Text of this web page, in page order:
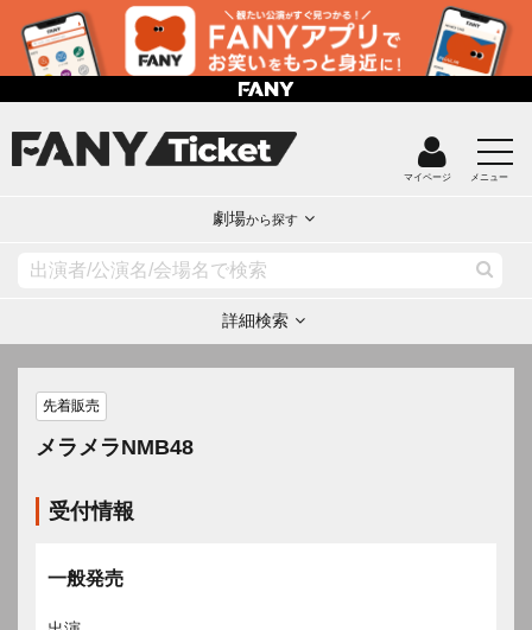
マイページ メニュー
劇場から探す
詳細検索
先着販売
メラメラNMB48
受付情報
一般発売